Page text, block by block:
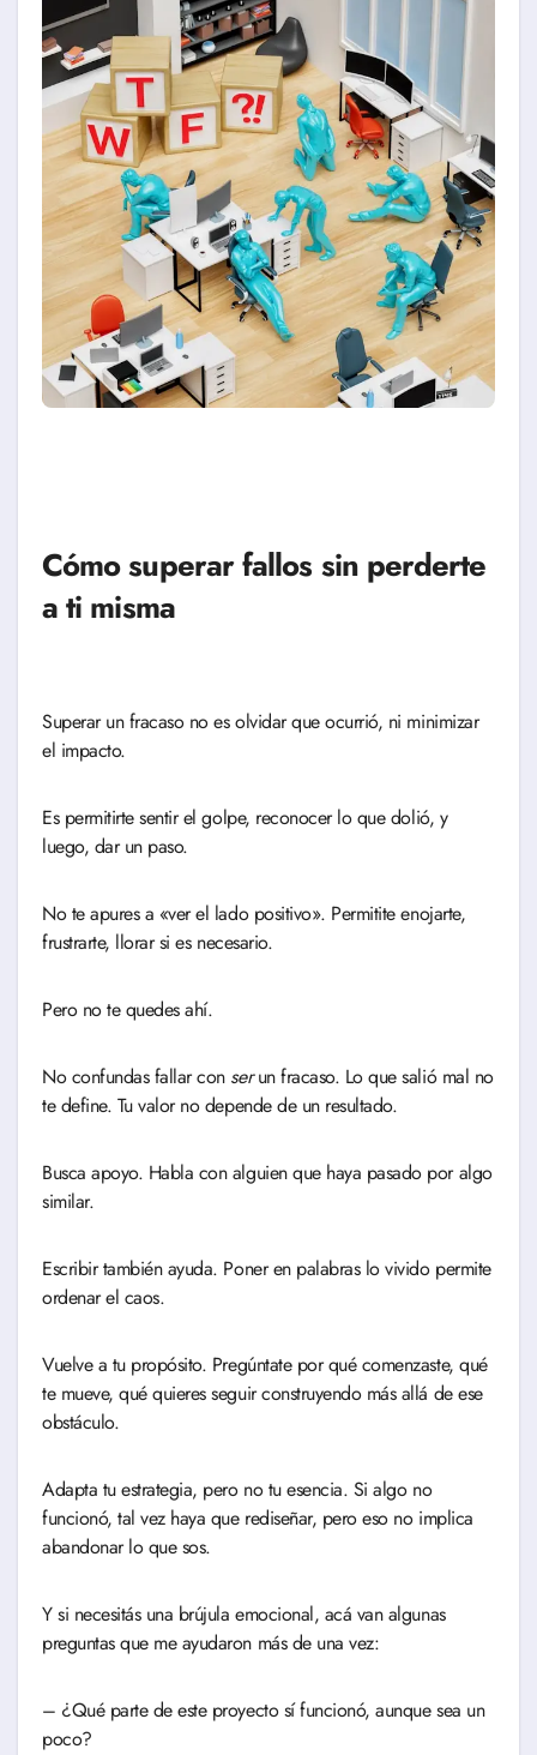
Cómo superar fallos sin perderte
a ti misma
Superar un fracaso no es olvidar que ocurrió, ni minimizar
el impacto.
Es permitirte sentir el golpe, reconocer lo que dolió, y
luego, dar un paso.
No te apures a «ver el lado positivo». Permitite enojarte,
frustrarte, llorar si es necesario.
Pero no te quedes ahí.
No confundas fallar con serun fracaso. Lo que salió mal no
te define. Tu valor no depende de un resultado.
Busca apoyo. Habla con alguien que haya pasado por algo
similar.
Escribir también ayuda. Poner en palabras lo vivido permite
ordenar el caos.
Vuelve a tu propósito. Pregúntate por qué comenzaste, qué
te mueve, qué quieres seguir construyendo más allá de ese
obstáculo.
Adapta tu estrategia, pero no tu esencia. Si algo no
funcionó, tal vez haya que rediseñar, pero eso no implica
abandonar lo que sos.
Y si necesitás una brújula emocional, acá van algunas
preguntas que me ayudaron más de una vez:
– ¿Qué parte de este proyecto sí funcionó, aunque sea un
poco?